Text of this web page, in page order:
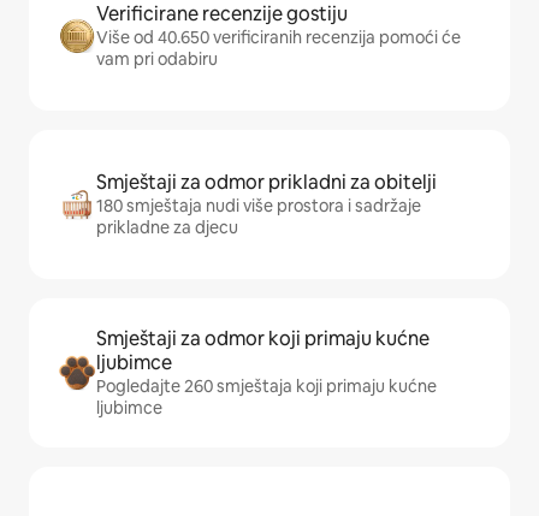
Verificirane recenzije gostiju
Više od 40.650 verificiranih recenzija pomoći će
vam pri odabiru
Smještaji za odmor prikladni za obitelji
180 smještaja nudi više prostora i sadržaje
prikladne za djecu
Smještaji za odmor koji primaju kućne
ljubimce
Pogledajte 260 smještaja koji primaju kućne
ljubimce